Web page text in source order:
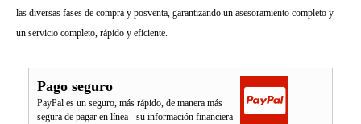
las diversas fases de compra y posventa, garantizando un asesoramiento completo y
un servicio completo, rápido y eficiente.
Pago seguro
PayPal es un seguro, más rápido, de manera más
segura de pagar en línea - su información financiera